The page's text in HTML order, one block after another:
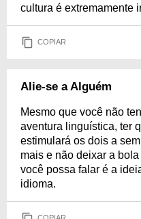
cultura é extremamente
COPIAR
Alie-se a Alguém
Mesmo que você não
aventura linguística, ter
estimulará os dois a
mais e não deixar a
você possa falar é a
idioma.